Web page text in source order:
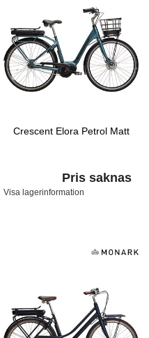
Crescent Elora Petrol Matt
Pris saknas
Visa lagerinformation